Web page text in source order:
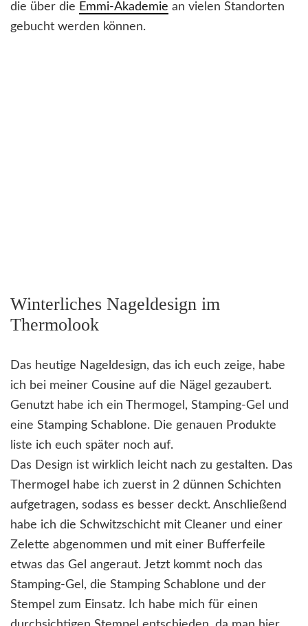
die über die Emmi-Akademie an vielen Standorten
gebucht werden können.
Winterliches Nageldesign im
Thermolook
Das heutige Nageldesign, das ich euch zeige, habe
ich bei meiner Cousine auf die Nägel gezaubert.
Genutzt habe ich ein Thermogel, Stamping-Gel und
eine Stamping Schablone. Die genauen Produkte
liste ich euch später noch auf.
Das Design ist wirklich leicht nach zu gestalten. Das
Thermogel habe ich zuerst in 2 dünnen Schichten
aufgetragen, sodass es besser deckt. Anschließend
habe ich die Schwitzschicht mit Cleaner und einer
Zelette abgenommen und mit einer Bufferfeile
etwas das Gel angeraut. Jetzt kommt noch das
Stamping-Gel, die Stamping Schablone und der
Stempel zum Einsatz. Ich habe mich für einen